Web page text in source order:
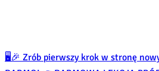
🖥️🎉 Zrób pierwszy krok w stronę